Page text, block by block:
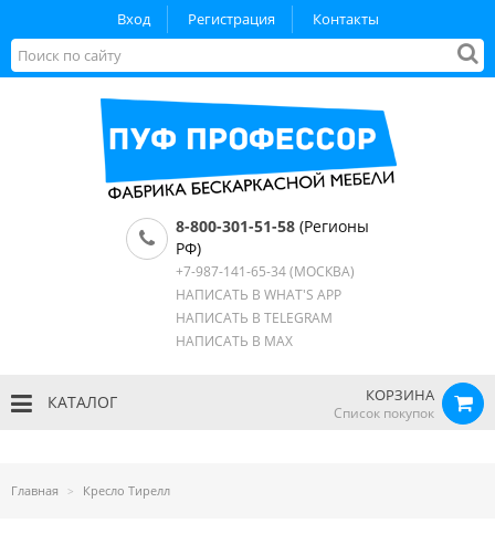
Вход Регистрация Контакты
8-800-301-51-58 (Регионы
РФ)
+7-987-141-65-34(МОСКВА)
НАПИСАТЬ В WHAT'S APP
НАПИСАТЬ В TELEGRAM
НАПИСАТЬ В MAX
КОРЗИНА
Список покупок
КАТАЛОГ
Главная Кресло Тирелл